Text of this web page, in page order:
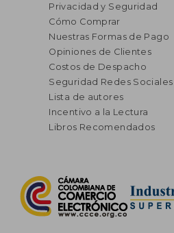
Privacidad y Seguridad
Cómo Comprar
Nuestras Formas de Pago
Opiniones de Clientes
Costos de Despacho
Seguridad Redes Sociales
Lista de autores
Incentivo a la Lectura
Libros Recomendados